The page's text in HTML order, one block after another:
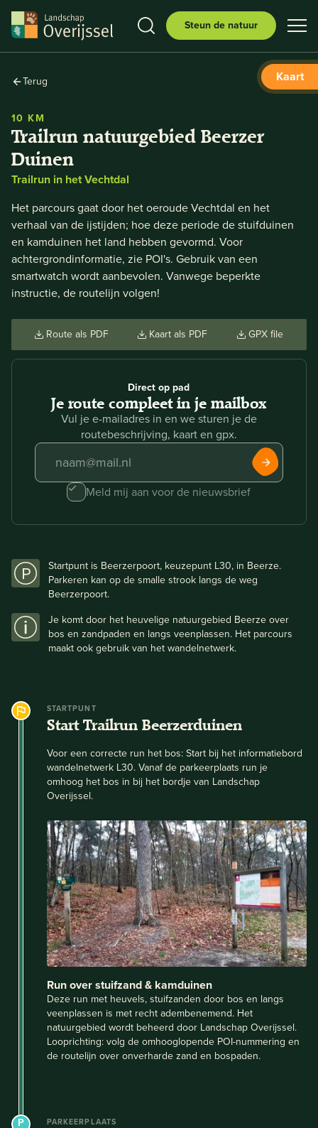
Steun de natuur
Kaart
Terug
10 KM
Trailrun natuurgebied Beerzer
Duinen
Trailrun in het Vechtdal
Het parcours gaat door het oeroude Vechtdal en het
verhaal van de ijstijden; hoe deze periode de stuifduinen
en kamduinen het land hebben gevormd. Voor
achtergrondinformatie, zie POI's. Gebruik van een
smartwatch wordt aanbevolen. Vanwege beperkte
instructie, de routelijn volgen!
Route als PDF Kaart als PDF GPX file
Direct op pad
Je route compleet in je mailbox
Vul je e-mailadres in en we sturen je de
routebeschrijving, kaart en gpx.
Meld mij aan voor de nieuwsbrief
Startpunt is Beerzerpoort, keuzepunt L30, in Beerze.
Parkeren kan op de smalle strook langs de weg
Beerzerpoort.
Je komt door het heuvelige natuurgebied Beerze over
bos en zandpaden en langs veenplassen. Het parcours
maakt ook gebruik van het wandelnetwerk.
STARTPUNT
Start Trailrun Beerzerduinen
Voor een correcte run het bos: Start bij het informatiebord
wandelnetwerk L30. Vanaf de parkeerplaats run je
omhoog het bos in bij het bordje van Landschap
Overijssel.
Run over stuifzand & kamduinen
Deze run met heuvels, stuifzanden door bos en langs
veenplassen is met recht adembenemend. Het
natuurgebied wordt beheerd door Landschap Overijssel.
Looprichting: volg de omhooglopende POI-nummering en
de routelijn over onverharde zand en bospaden.
PARKEERPLAATS